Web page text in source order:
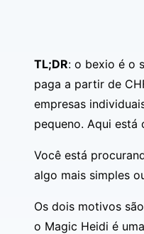
TL;DR: o bexio é o
paga a partir de
empresas
pequeno. Aqui está
Você está
algo mais simples
Os dois motivos
o Magic Heidi é